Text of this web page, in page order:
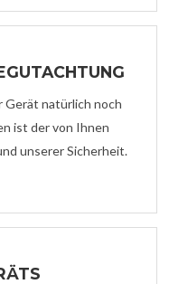
Gerät natürlich noch
ist der von Ihnen
unserer Sicherheit.